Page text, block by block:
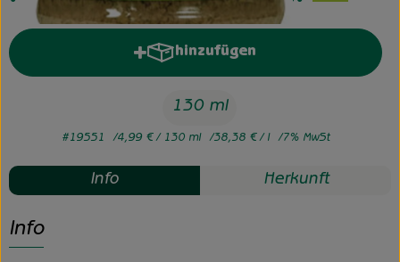
hinzufügen
Produkt zum Warenkorb
130 ml
#19551 4,99 €/ 130 ml 38,38 €/ l 7% MwSt
Info Herkunft
Info